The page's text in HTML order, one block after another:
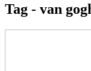
Tag - van